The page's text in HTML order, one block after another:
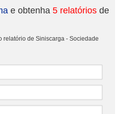
e obtenha 5 relatórios de
relatório de Siniscarga - Sociedade